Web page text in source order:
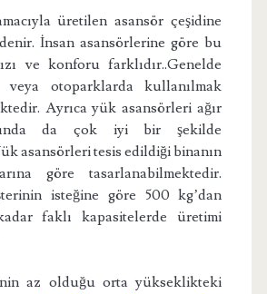
üretilen asansör çeşidine
İnsan asansörlerine göre bu
ve konforu farklıdır..Genelde
otoparklarda kullanılmak
Ayrıca yük asansörleri ağır
da çok iyi bir şekilde
asansörleri tesis edildiği binanın
göre tasarlanabilmektedir.
isteğine göre 500 kg’dan
faklı kapasitelerde üretimi
az olduğu orta yükseklikteki